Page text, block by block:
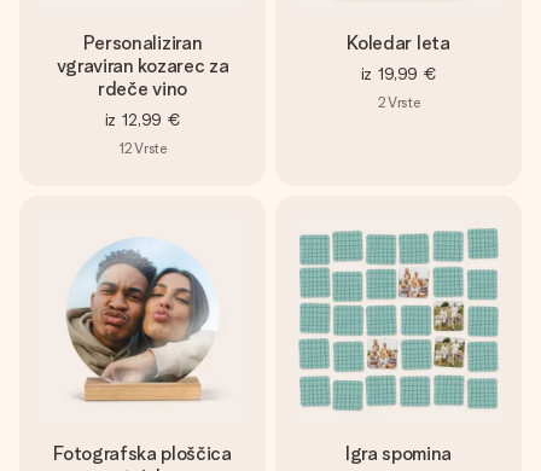
Personaliziran
vgraviran kozarec za
rdeče vino
iz 12,99 €
12Vrste
Koledar leta
iz 19,99 €
2Vrste
Fotografska ploščica
Igra spomina